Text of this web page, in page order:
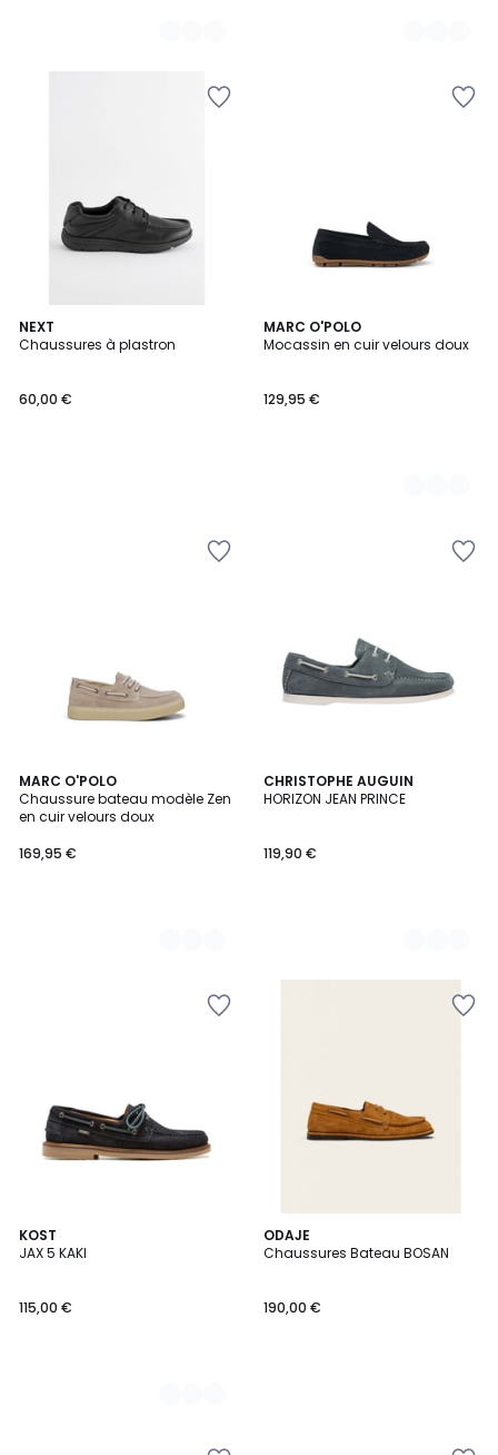
NEXT
Chaussures à plastron
60,00 €
MARC O'POLO
Mocassin en cuir velours doux
129,95 €
2
Couleurs
MARC O'POLO
Chaussure bateau modèle Zen
en cuir velours doux
169,95 €
2
Couleurs
CHRISTOPHE AUGUIN
HORIZON JEAN PRINCE
119,90 €
2
Couleurs
KOST
JAX 5 KAKI
115,00 €
2
Couleurs
ODAJE
Chaussures Bateau BOSAN
190,00 €